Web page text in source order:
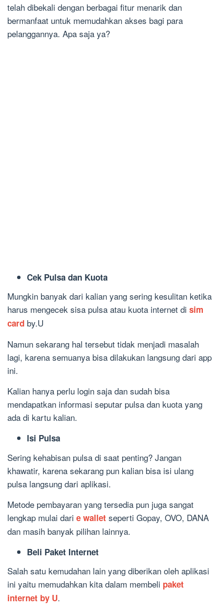
telah dibekali dengan berbagai fitur menarik dan
bermanfaat untuk memudahkan akses bagi para
pelanggannya. Apa saja ya?
Cek Pulsa dan Kuota
Mungkin banyak dari kalian yang sering kesulitan ketika
harus mengecek sisa pulsa atau kuota internet di sim
card by.U
Namun sekarang hal tersebut tidak menjadi masalah
lagi, karena semuanya bisa dilakukan langsung dari app
ini.
Kalian hanya perlu login saja dan sudah bisa
mendapatkan informasi seputar pulsa dan kuota yang
ada di kartu kalian.
Isi Pulsa
Sering kehabisan pulsa di saat penting? Jangan
khawatir, karena sekarang pun kalian bisa isi ulang
pulsa langsung dari aplikasi.
Metode pembayaran yang tersedia pun juga sangat
lengkap mulai dari e wallet seperti Gopay, OVO, DANA
dan masih banyak pilihan lainnya.
Beli Paket Internet
Salah satu kemudahan lain yang diberikan oleh aplikasi
ini yaitu memudahkan kita dalam membeli paket
internet by U.